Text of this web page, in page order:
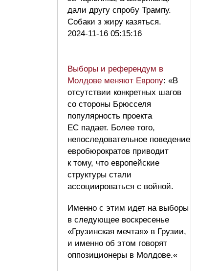
дали другу спробу Трампу.
Собаки з жиру казяться.
2024-11-16 05:15:16
Выборы и референдум в
Молдове меняют Европу: «В
отсутствии конкретных шагов
со стороны Брюсселя
популярность проекта
ЕС падает. Более того,
непоследовательное поведение
евробюрократов приводит
к тому, что европейские
структуры стали
ассоциироваться с войной.
Именно с этим идет на выборы
в следующее воскресенье
«Грузинская мечтая» в Грузии,
и именно об этом говорят
оппозиционеры в Молдове.«